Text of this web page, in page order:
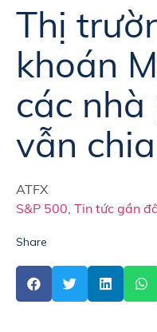
Thị
khoán
các
vẫn
ATFX
S&P 500 Tin tức gần
Share